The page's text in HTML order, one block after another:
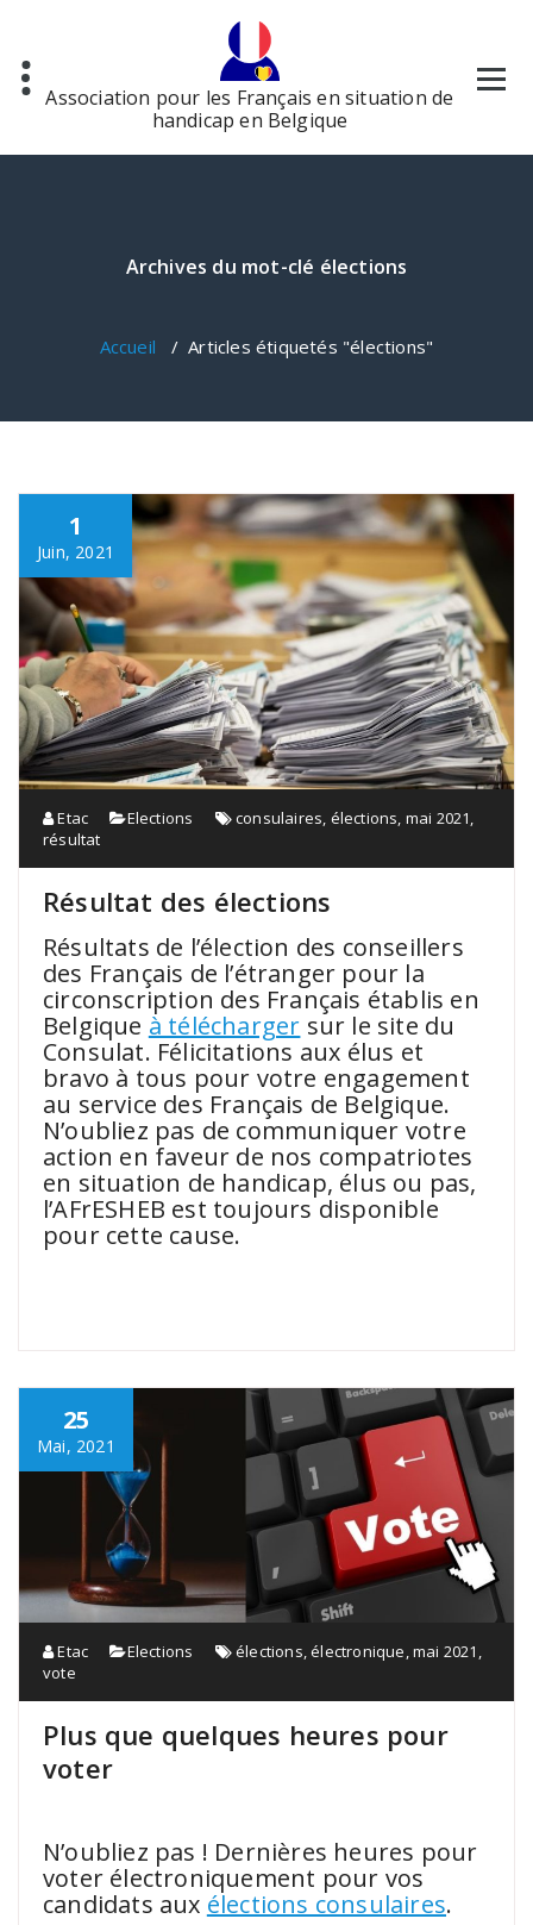
contenu
Association pour les Français en situation de
handicap en Belgique
Archives du mot-clé élections
Accueil /Articles étiquetés "élections"
1
Juin, 2021
Etac Elections consulaires, élections, mai 2021,
résultat
Résultat des élections
Résultats de l’élection des conseillers
des Français de l’étranger pour la
circonscription des Français établis en
Belgique à télécharger sur le site du
Consulat. Félicitations aux élus et
bravo à tous pour votre engagement
au service des Français de Belgique.
N’oubliez pas de communiquer votre
action en faveur de nos compatriotes
en situation de handicap, élus ou pas,
l’AFrESHEB est toujours disponible
pour cette cause.
25
Mai, 2021
Etac Elections élections,électronique,mai 2021 ,
vote
Plus que quelques heures pour
voter
N’oubliez pas ! Dernières heures pour
voter électroniquement pour vos
candidats aux élections consulaires.